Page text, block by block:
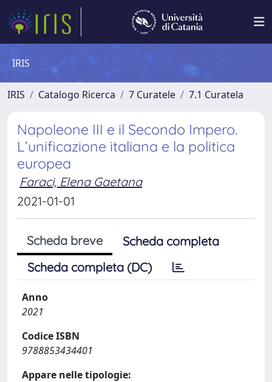
IRIS
IRIS Catalogo Ricerca 7 Curatele 7.1 Curatela
Napoleone III e il Secondo Impero.
L’unificazione italiana e la politica
europea
Faraci, Elena Gaetana
2021-01-01
Scheda breve
Scheda completa
Scheda completa (DC)
Anno
2021
Codice ISBN
9788853434401
Appare nelle tipologie: